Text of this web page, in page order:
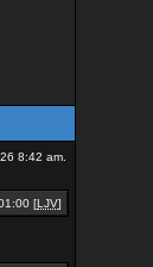
8:42 am.
[LJV]